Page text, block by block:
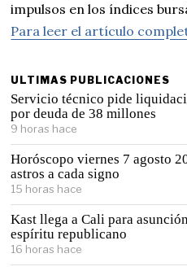
impulsos en los índices
Para leer el artículo
ULTIMAS PUBLICACIONES
Servicio técnico pide
por deuda de 38 millones
9 horas hace
Horóscopo viernes 7 agosto
astros a cada signo
15 horas hace
Kast llega a Cali para
espíritu republicano
16 horas hace